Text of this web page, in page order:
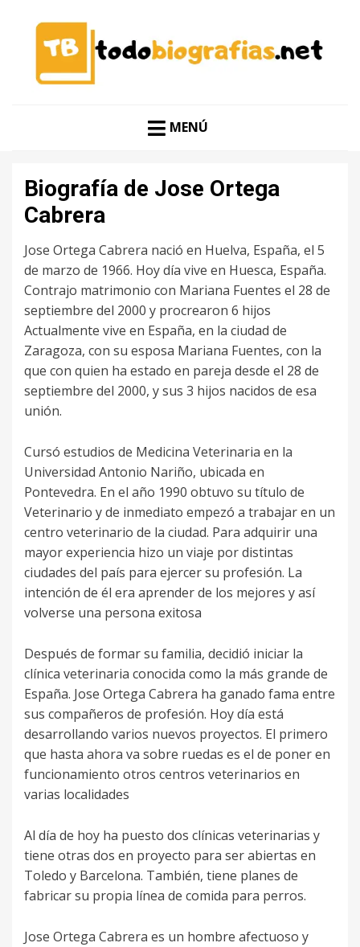
TODO BIOGRAFÍAS
MENÚ
Biografía de Jose Ortega
Cabrera
Jose Ortega Cabrera nació en Huelva, España, el 5
de marzo de 1966. Hoy día vive en Huesca, España.
Contrajo matrimonio con Mariana Fuentes el 28 de
septiembre del 2000 y procrearon 6 hijos
Actualmente vive en España, en la ciudad de
Zaragoza, con su esposa Mariana Fuentes, con la
que con quien ha estado en pareja desde el 28 de
septiembre del 2000, y sus 3 hijos nacidos de esa
unión.
Cursó estudios de Medicina Veterinaria en la
Universidad Antonio Nariño, ubicada en
Pontevedra. En el año 1990 obtuvo su título de
Veterinario y de inmediato empezó a trabajar en un
centro veterinario de la ciudad. Para adquirir una
mayor experiencia hizo un viaje por distintas
ciudades del país para ejercer su profesión. La
intención de él era aprender de los mejores y así
volverse una persona exitosa
Después de formar su familia, decidió iniciar la
clínica veterinaria conocida como la más grande de
España. Jose Ortega Cabrera ha ganado fama entre
sus compañeros de profesión. Hoy día está
desarrollando varios nuevos proyectos. El primero
que hasta ahora va sobre ruedas es el de poner en
funcionamiento otros centros veterinarios en
varias localidades
Al día de hoy ha puesto dos clínicas veterinarias y
tiene otras dos en proyecto para ser abiertas en
Toledo y Barcelona. También, tiene planes de
fabricar su propia línea de comida para perros.
Jose Ortega Cabrera es un hombre afectuoso y